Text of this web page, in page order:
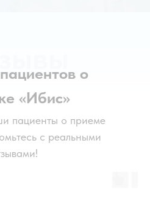
о
«Ибис»
пациенты о приеме
с реальными